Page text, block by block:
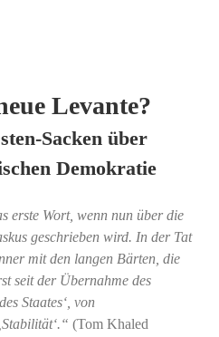
Levante?
Sacken über
Demokratie
erste Wort, wenn nun über die
geschrieben wird. In der Tat
mit den langen Bärten, die
seit der Übernahme des
Staates‘, von
(Tom Khaled